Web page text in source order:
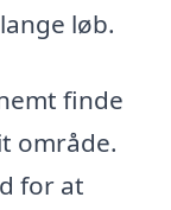
løb.
finde
område.
for at